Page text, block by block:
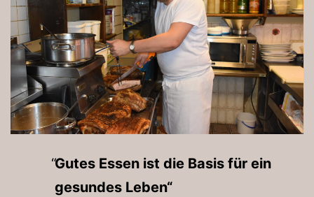
Gutes Essen ist die Basis für ein
gesundes Leben“